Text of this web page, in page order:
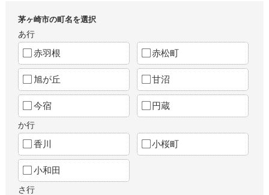
茅ヶ崎市の町名を選択
あ行
赤羽根 赤松町
旭が丘 甘沼
今宿 円蔵
か行
香川 小桜町
小和田
さ行